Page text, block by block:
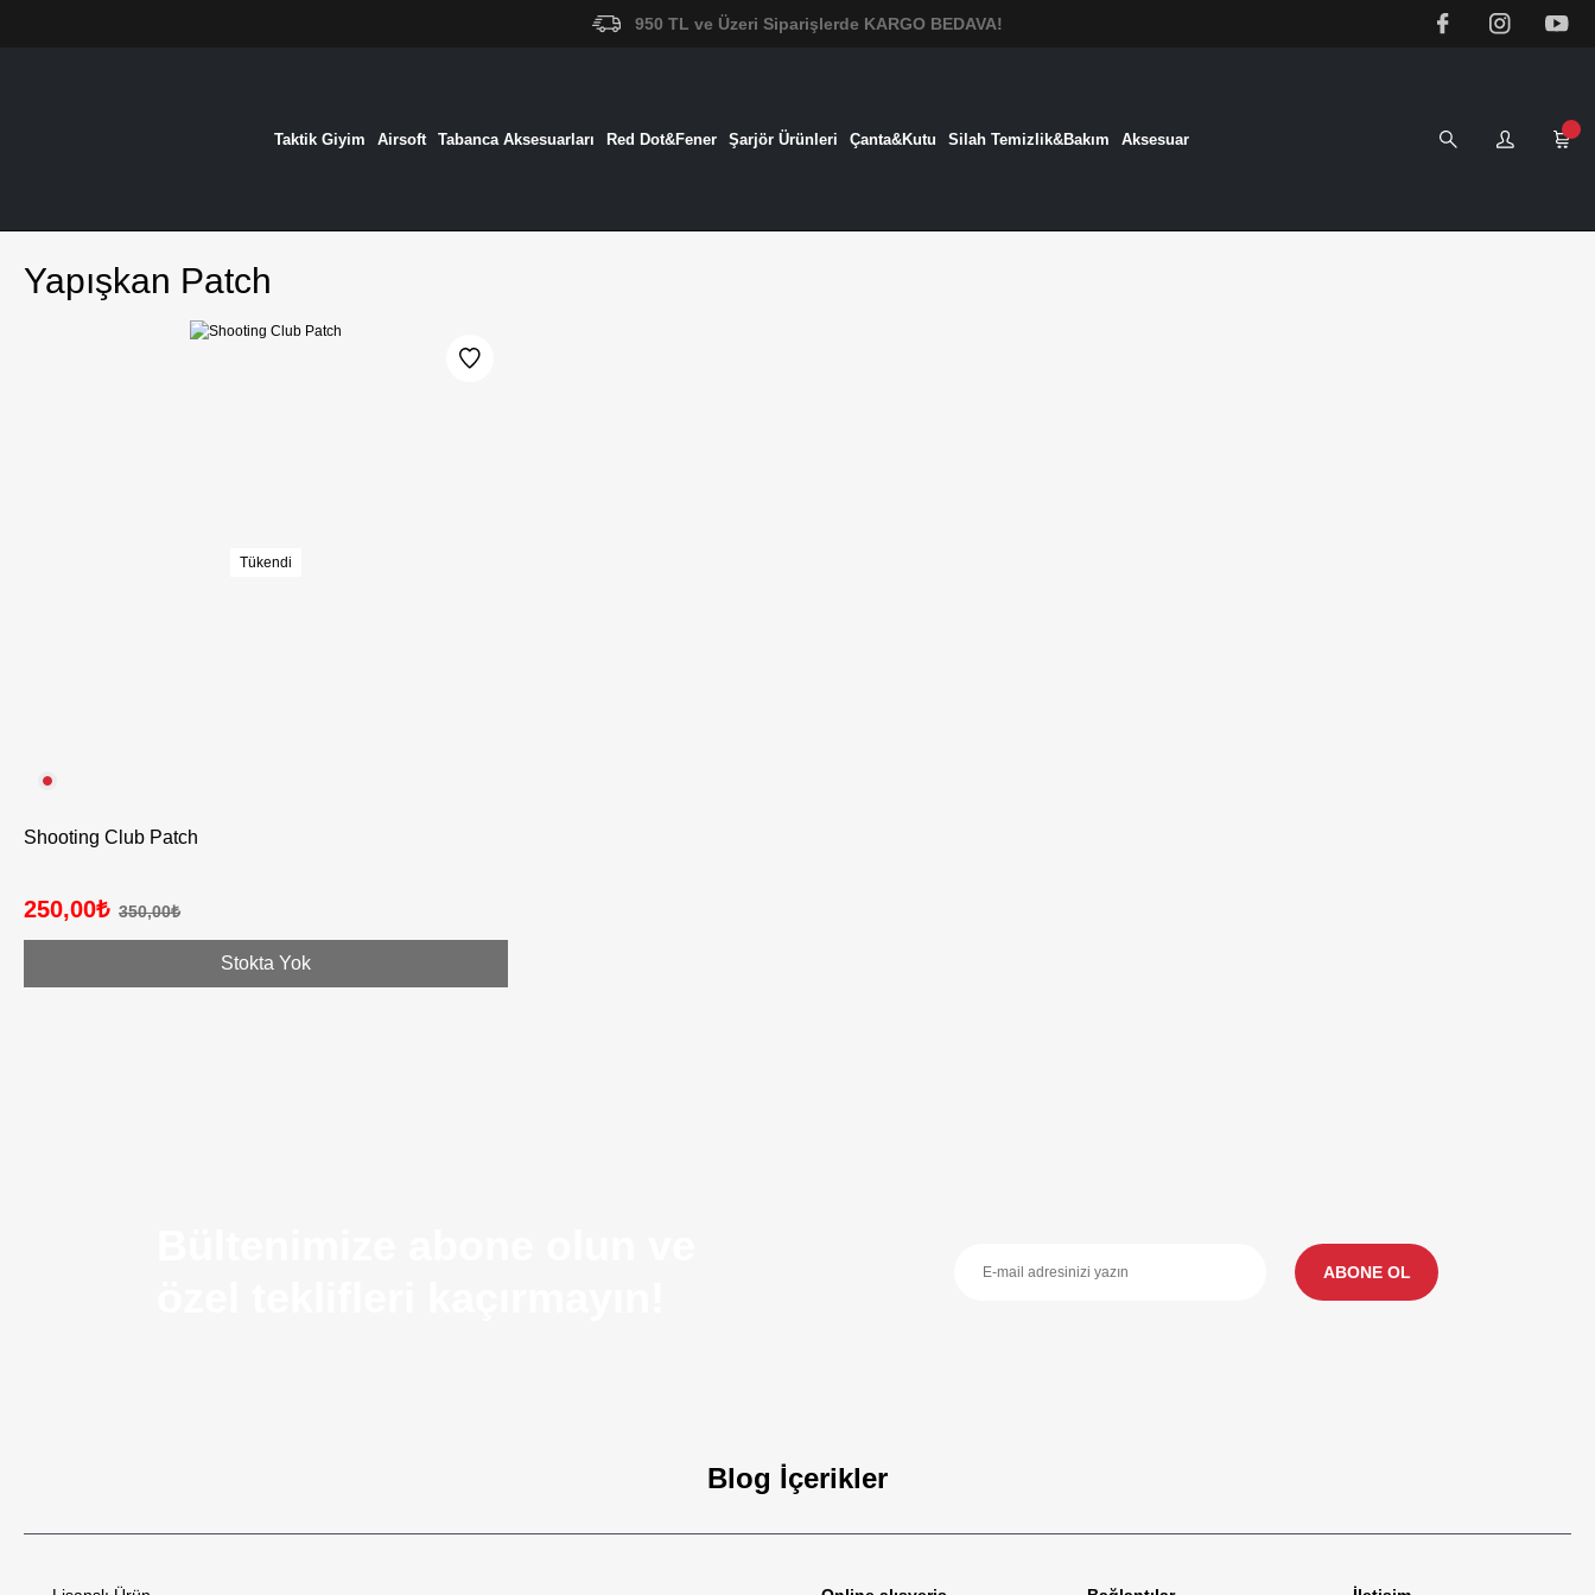
950 TL ve Üzeri Siparişlerde KARGO BEDAVA!
Taktik Giyim Airsoft Tabanca Aksesuarları Red Dot&Fener Şarjör Ürünleri Çanta&Kutu Silah Temizlik&Bakım Aksesuar
Yapışkan Patch
Tükendi
Shooting Club Patch
250,00₺ 350,00₺
Stokta Yok
ABONE OL
Blog İçerikler